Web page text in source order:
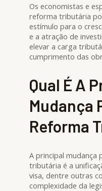
Os economistas e
reforma tributária
estímulo para o
e a atração de
elevar a carga
cumprimento das
Qual É A
Mudança
Reforma
A principal mudança
tributária é a
visa, dentre outras
complexidade da